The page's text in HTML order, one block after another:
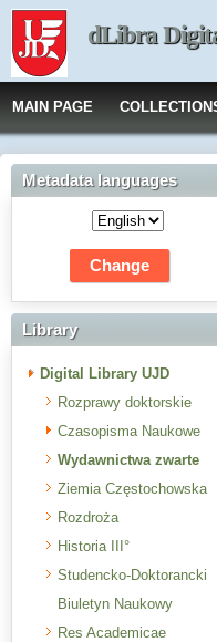
dLibra
MAIN PAGE
Metadata languages
Library
Digital Library UJD
Rozprawy doktorskie
Czasopisma Naukowe
Wydawnictwa zwarte
Ziemia Częstochowska
Rozdroża
Historia III°
Studencko-Doktorancki
Biuletyn Naukowy
Res Academicae